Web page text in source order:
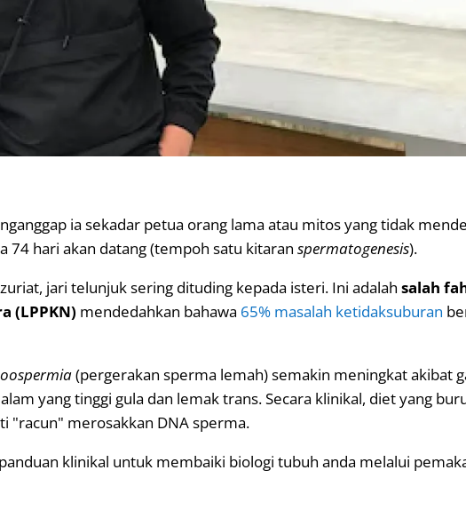
ia sekadar petua orang lama atau mitos yang tidak
74 hari akan datang (tempoh satu kitaran spermatogenesis).
jari telunjuk sering dituding kepada isteri. Ini adalah salah
(LPPKN) mendedahkan bahawa 65% masalah ketidaksuburan
(pergerakan sperma lemah) semakin meningkat akibat
yang tinggi gula dan lemak trans. Secara klinikal, diet yang
"racun" merosakkan DNA sperma.
klinikal untuk membaiki biologi tubuh anda melalui